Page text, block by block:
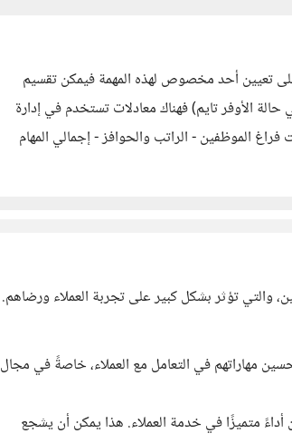
تعيين أحد مخصوص لهذه المهمة فيمكن تقسيم
الأوفر تايم) فهناك معادلات تستخدم في إدارة
الموظفين - الراتب والحوافز - إجمالي المهام
والتي تؤثر بشكل كبير على تجربة العملاء ورضاهم.
مهاراتهم في التعامل مع العملاء، خاصةً في مجال
متميزًا في خدمة العملاء. هذا يمكن أن يشجع